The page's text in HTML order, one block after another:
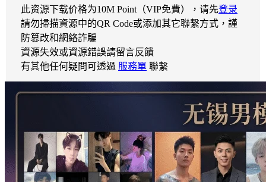
此资源下载价格为10M Point（VIP免費），请先登录
請勿掃描資源中的QR Code或添加其它聯繫方式，謹
防篡改和網絡詐騙
資源失效或資源錯誤請留言反饋
有其他任何疑問可透過 服務單 聯繫